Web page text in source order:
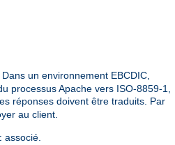
un environnement EBCDIC,
processus Apache vers ISO-8859-1,
réponses doivent être traduits. Par
au client.
associé.